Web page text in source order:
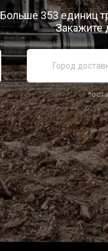
Больше 353 единиц
Закажите